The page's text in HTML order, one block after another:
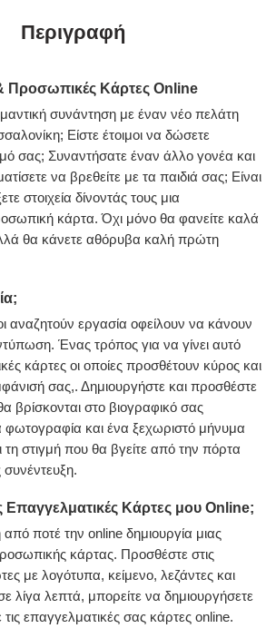
Περιγραφή
Προσωπικές Κάρτες Online
συνάντηση με έναν νέο πελάτη
Είστε έτοιμοι να δώσετε
σας; Συναντήσατε έναν άλλο γονέα και
να βρεθείτε με τα παιδιά σας; Είναι
στοιχεία δίνοντάς τους μια
κάρτα. Όχι μόνο θα φανείτε καλά
θα κάνετε αθόρυβα καλή πρώτη
αναζητούν εργασία οφείλουν να κάνουν
Ένας τρόπος για να γίνει αυτό
κάρτες οι οποίες προσθέτουν κύρος και
σας,. Δημιουργήστε και προσθέστε
βρίσκονται στο βιογραφικό σας
και ένα ξεχωριστό μήνυμα
στιγμή που θα βγείτε από την πόρτα
Επαγγελματικές Κάρτες μου Online;
ποτέ την online δημιουργία μιας
κάρτας. Προσθέστε στις
με λογότυπα, κείμενο, λεζάντες και
λεπτά, μπορείτε να δημιουργήσετε
τις επαγγελματικές σας κάρτες online.